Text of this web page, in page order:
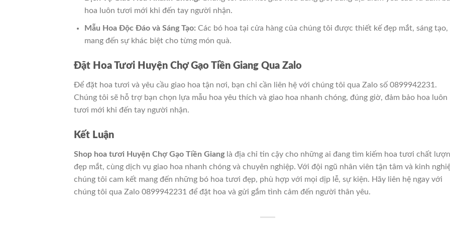
hoa luôn tươi mới khi đến tay người nhận.
Mẫu Hoa Độc Đáo và Sáng Tạo: Các bó hoa tại cửa hàng của chúng tôi được thiết kế đẹp mắt, sáng tạo,
mang đến sự khác biệt cho từng món quà.
Đặt Hoa Tươi Huyện Chợ Gạo Tiền Giang Qua Zalo
Để đặt hoa tươi và yêu cầu giao hoa tận nơi, bạn chỉ cần liên hệ với chúng tôi qua Zalo số 0899942231.
Chúng tôi sẽ hỗ trợ bạn chọn lựa mẫu hoa yêu thích và giao hoa nhanh chóng, đúng giờ, đảm bảo hoa luôn
tươi mới khi đến tay người nhận.
Kết Luận
Shop hoa tươi Huyện Chợ Gạo Tiền Gianglà địa chỉ tin cậy cho những ai đang tìm kiếm hoa tươi chất
đẹp mắt, cùng dịch vụ giao hoa nhanh chóng và chuyên nghiệp. Với đội ngũ nhân viên tận tâm và kinh
chúng tôi cam kết mang đến những bó hoa tươi đẹp, phù hợp với mọi dịp lễ, sự kiện. Hãy liên hệ ngay với
chúng tôi qua Zalo 0899942231 để đặt hoa và gửi gắm tình cảm đến người thân yêu.